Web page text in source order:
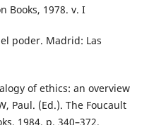
Books, 1978. v. I
poder. Madrid: Las
of ethics: an overview
Paul. (Ed.). The Foucault
1984. p. 340–372.